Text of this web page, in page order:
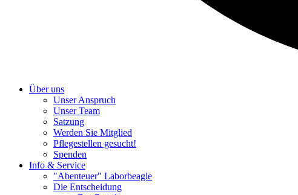
Über uns
Unser Anspruch
Unser Team
Satzung
Werden Sie Mitglied
Pflegestellen gesucht!
Spenden
Info & Service
"Abenteuer" Laborbeagle
Die Entscheidung